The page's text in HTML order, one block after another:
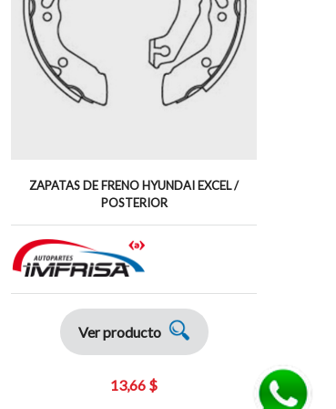
ZAPATAS DE FRENO HYUNDAI EXCEL /
POSTERIOR
Ver producto
13,66 $